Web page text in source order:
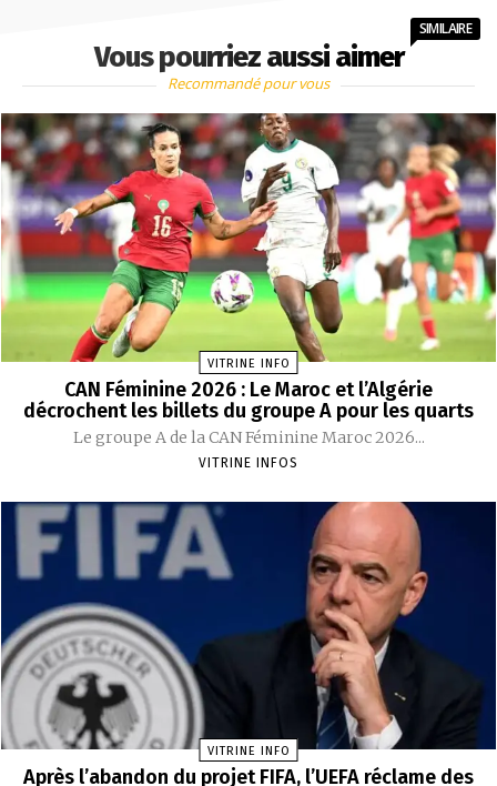
Vous pourriez aussi aimer
SIMILAIRE
Recommandé pour vous
VITRINE INFO
CAN Féminine 2026 : Le Maroc et l’Algérie
décrochent les billets du groupe A pour les quarts
Le groupe A de la CAN Féminine Maroc 2026...
VITRINE INFOS
VITRINE INFO
Après l’abandon du projet FIFA, l’UEFA réclame des